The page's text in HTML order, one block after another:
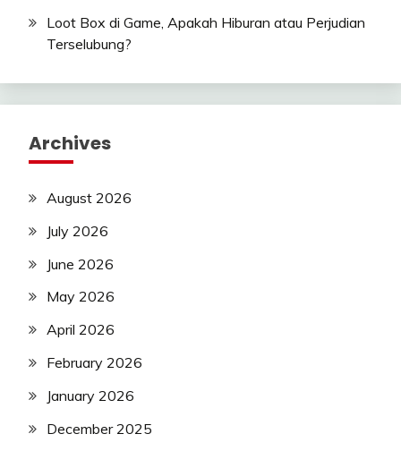
Loot Box di Game, Apakah Hiburan atau Perjudian
Terselubung?
Archives
August 2026
July 2026
June 2026
May 2026
April 2026
February 2026
January 2026
December 2025